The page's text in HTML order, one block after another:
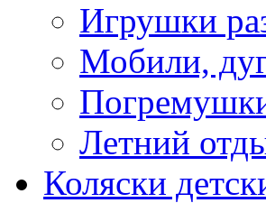
Игрушки
Мобили,
Летний
Коляски